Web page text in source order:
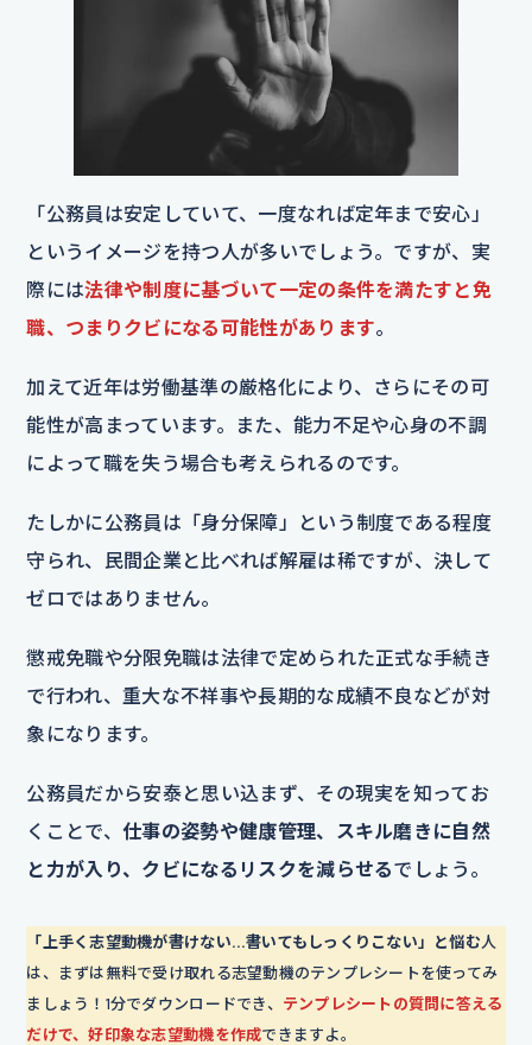
「公務員は安定していて、一度なれば定年まで安心」
というイメージを持つ人が多いでしょう。ですが、実
際には法律や制度に基づいて一定の条件を満たすと免
職、つまりクビになる可能性があります。
加えて近年は労働基準の厳格化により、さらにその可
能性が高まっています。また、能力不足や心身の不調
によって職を失う場合も考えられるのです。
たしかに公務員は「身分保障」という制度である程度
守られ、民間企業と比べれば解雇は稀ですが、決して
ゼロではありません。
懲戒免職や分限免職は法律で定められた正式な手続き
で行われ、重大な不祥事や長期的な成績不良などが対
象になります。
公務員だから安泰と思い込まず、その現実を知ってお
くことで、 仕事の姿勢や健康管理、スキル磨きに自然
と力が入り、クビになるリスクを減らせるでしょう。
「上手く志望動機が書けない…書いてもしっくりこない」と悩む人
は、まずは無料で受け取れる志望動機のテンプレシートを使ってみ
ましょう！1分でダウンロードでき、 テンプレシートの質問に答える
だけで、好印象な志望動機を作成できますよ。